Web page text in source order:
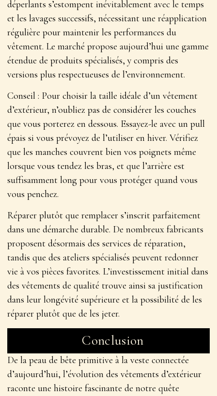
déperlants s’estompent inévitablement avec le temps
et les lavages successifs, nécessitant une réapplication
régulière pour maintenir les performances du
vêtement. Le marché propose aujourd’hui une gamme
étendue de produits spécialisés, y compris des
versions plus respectueuses de l’environnement.
Conseil : Pour choisir la taille idéale d’un vêtement
d’extérieur, n’oubliez pas de considérer les couches
que vous porterez en dessous. Essayez-le avec un pull
épais si vous prévoyez de l’utiliser en hiver. Vérifiez
que les manches couvrent bien vos poignets même
lorsque vous tendez les bras, et que l’arrière est
suffisamment long pour vous protéger quand vous
vous penchez.
Réparer plutôt que remplacer s’inscrit parfaitement
dans une démarche durable. De nombreux fabricants
proposent désormais des services de réparation,
tandis que des ateliers spécialisés peuvent redonner
vie à vos pièces favorites. L’investissement initial dans
des vêtements de qualité trouve ainsi sa justification
dans leur longévité supérieure et la possibilité de les
réparer plutôt que de les jeter.
Conclusion
De la peau de bête primitive à la veste connectée
d’aujourd’hui, l’évolution des vêtements d’extérieur
raconte une histoire fascinante de notre quête